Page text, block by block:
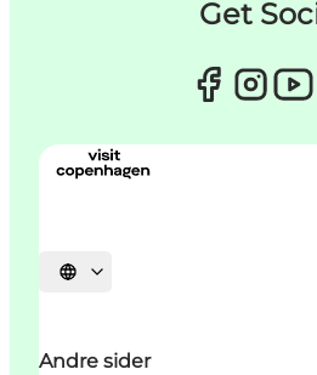
Get
Vælg sprog
Andre sider